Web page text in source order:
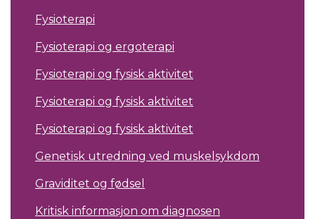
Fysioterapi
Fysioterapi og ergoterapi
Fysioterapi og fysisk aktivitet
Fysioterapi og fysisk aktivitet
Fysioterapi og fysisk aktivitet
Genetisk utredning ved muskelsykdom
Graviditet og fødsel
Kritisk informasjon om diagnosen